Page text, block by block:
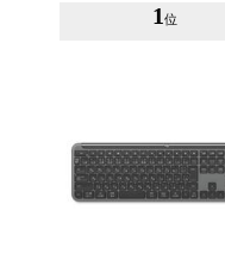
1 位